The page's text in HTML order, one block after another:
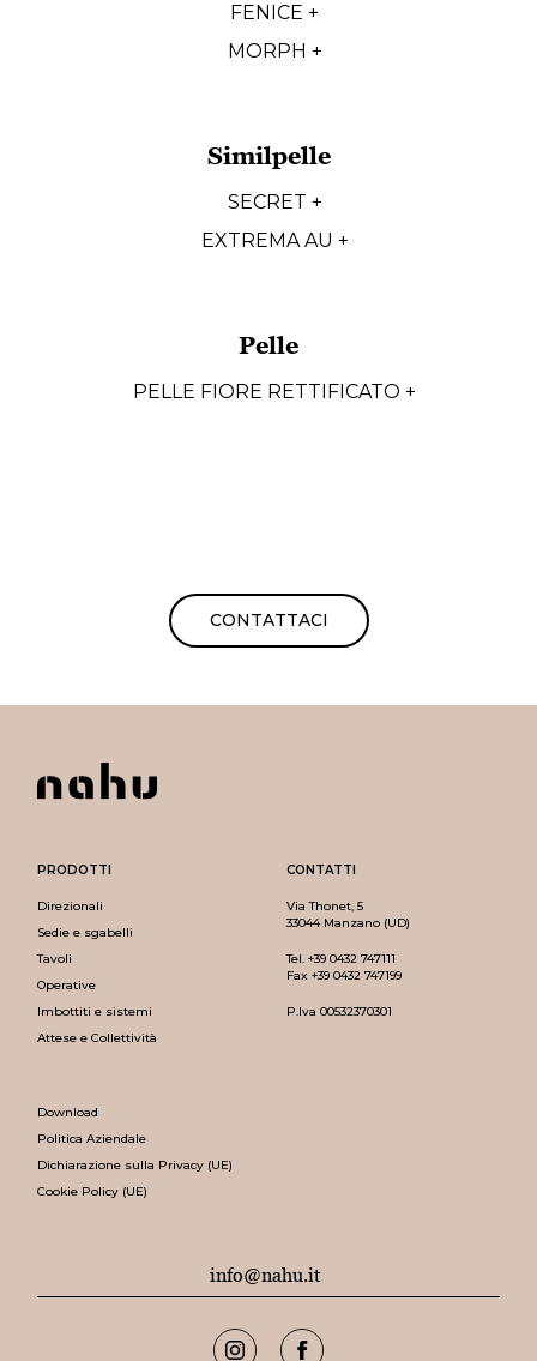
FENICE +
MORPH +
Similpelle
SECRET +
EXTREMA AU +
Pelle
PELLE FIORE RETTIFICATO +
CONTATTACI
PRODOTTI
Direzionali
Sedie e sgabelli
Tavoli
Operative
Imbottiti e sistemi
Attese e Collettività
Download
Politica Aziendale
Dichiarazione sulla Privacy (UE)
Cookie Policy (UE)
CONTATTI
Via Thonet, 5
33044 Manzano (UD)
Tel. +39 0432 747111
Fax +39 0432 747199
P.Iva 00532370301
info@nahu.it